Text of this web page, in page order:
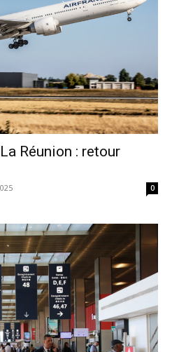
Réunion : retour
0